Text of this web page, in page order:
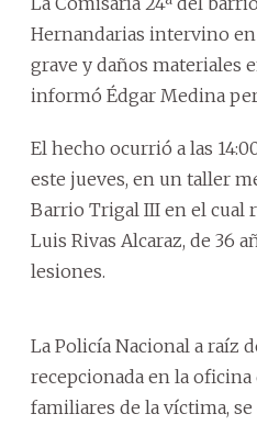
Hernandarias intervino
grave y daños materiales
informó Édgar Medina
El hecho ocurrió a las
este jueves, en un taller
Barrio Trigal III en el cual
Luis Rivas Alcaraz, de 36
lesiones.
La Policía Nacional a raíz
recepcionada en la
familiares de la víctima,